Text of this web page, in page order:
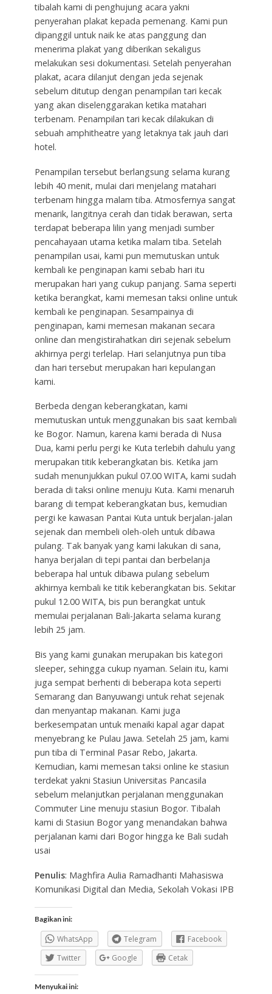
tibalah kami di penghujung acara yakni
penyerahan plakat kepada pemenang. Kami pun
dipanggil untuk naik ke atas panggung dan
menerima plakat yang diberikan sekaligus
melakukan sesi dokumentasi. Setelah penyerahan
plakat, acara dilanjut dengan jeda sejenak
sebelum ditutup dengan penampilan tari kecak
yang akan diselenggarakan ketika matahari
terbenam. Penampilan tari kecak dilakukan di
sebuah amphitheatre yang letaknya tak jauh dari
hotel.
Penampilan tersebut berlangsung selama kurang
lebih 40 menit, mulai dari menjelang matahari
terbenam hingga malam tiba. Atmosfernya sangat
menarik, langitnya cerah dan tidak berawan, serta
terdapat beberapa lilin yang menjadi sumber
pencahayaan utama ketika malam tiba. Setelah
penampilan usai, kami pun memutuskan untuk
kembali ke penginapan kami sebab hari itu
merupakan hari yang cukup panjang. Sama seperti
ketika berangkat, kami memesan taksi online untuk
kembali ke penginapan. Sesampainya di
penginapan, kami memesan makanan secara
online dan mengistirahatkan diri sejenak sebelum
akhirnya pergi terlelap. Hari selanjutnya pun tiba
dan hari tersebut merupakan hari kepulangan
kami.
Berbeda dengan keberangkatan, kami
memutuskan untuk menggunakan bis saat kembali
ke Bogor. Namun, karena kami berada di Nusa
Dua, kami perlu pergi ke Kuta terlebih dahulu yang
merupakan titik keberangkatan bis. Ketika jam
sudah menunjukkan pukul 07.00 WITA, kami sudah
berada di taksi online menuju Kuta. Kami menaruh
barang di tempat keberangkatan bus, kemudian
pergi ke kawasan Pantai Kuta untuk berjalan-jalan
sejenak dan membeli oleh-oleh untuk dibawa
pulang. Tak banyak yang kami lakukan di sana,
hanya berjalan di tepi pantai dan berbelanja
beberapa hal untuk dibawa pulang sebelum
akhirnya kembali ke titik keberangkatan bis. Sekitar
pukul 12.00 WITA, bis pun berangkat untuk
memulai perjalanan Bali-Jakarta selama kurang
lebih 25 jam.
Bis yang kami gunakan merupakan bis kategori
sleeper, sehingga cukup nyaman. Selain itu, kami
juga sempat berhenti di beberapa kota seperti
Semarang dan Banyuwangi untuk rehat sejenak
dan menyantap makanan. Kami juga
berkesempatan untuk menaiki kapal agar dapat
menyebrang ke Pulau Jawa. Setelah 25 jam, kami
pun tiba di Terminal Pasar Rebo, Jakarta.
Kemudian, kami memesan taksi online ke stasiun
terdekat yakni Stasiun Universitas Pancasila
sebelum melanjutkan perjalanan menggunakan
Commuter Line menuju stasiun Bogor. Tibalah
kami di Stasiun Bogor yang menandakan bahwa
perjalanan kami dari Bogor hingga ke Bali sudah
usai
Penulis: Maghfira Aulia Ramadhanti Mahasiswa
Komunikasi Digital dan Media, Sekolah Vokasi IPB
Bagikan ini:
WhatsApp Telegram
Facebook
Twitter
Google Cetak
Menyukai ini: